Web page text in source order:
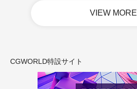
VIEW MORE
CGWORLD特設サイト